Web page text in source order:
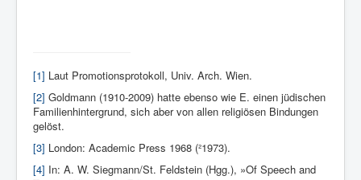
[1] Laut Promoti­onsprotokoll, Univ. Arch. Wien.
[2] Goldmann (1910-2009) hatte ebenso wie E. einen jüdischen
Familienhintergrund, sich aber von allen religiösen Bindungen
gelöst.
[3] London: Academic Press 1968 (²1973).
[4] In: A. W. Siegmann/St. Feldstein (Hgg.), »Of Speech and